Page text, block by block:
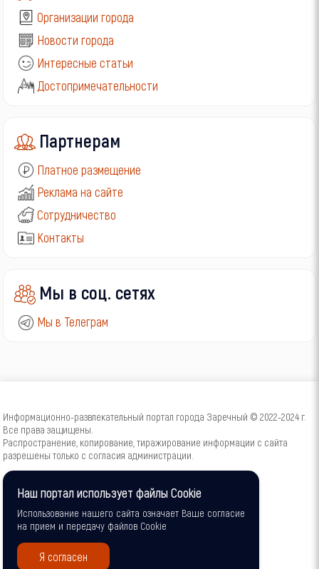
Организации города
Новости города
Интересные статьи
Достопримечательности
Партнерам
Платное размещение
Реклама на сайте
Сотрудничество
Контакты
Мы в соц. сетях
Мы в Телеграм
Информационно-развлекательный портал города Заречный © 2022-2024 г.
Все права защищены.
Распространение, копирование, тиражирование информации с сайта
разрешены только с согласия администрации.
16+Наш портал использует файлы Cookie
Использование нашего сайта означает Ваше согласие
на прием и передачу файлов Cookie
Я согласен